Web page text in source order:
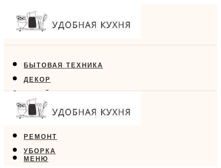
БЫТОВАЯ ТЕХНИКА
ДЕКОР
ДИЗАЙН
ЕДА
РЕМОНТ
УБОРКА
МЕНЮ